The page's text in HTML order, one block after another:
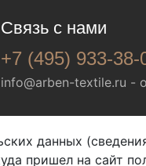
Связь с нами
+7 (495) 933-38-
info@arben-textile.ru -
данных
пришел на сайт